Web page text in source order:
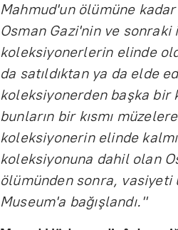
Mahmud'un ölümüne
Osman Gazi'nin ve
koleksiyonerlerin elinde
da satıldıktan ya da elde
koleksiyonerden başka bir
bunların bir kısmı
koleksiyonerin elinde
koleksiyonuna dahil olan
ölümünden sonra,
Museum'a bağışlandı."